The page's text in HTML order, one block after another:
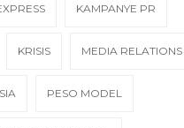
KAMPANYE PR
KRISIS MEDIA RELATIONS
PESO MODEL